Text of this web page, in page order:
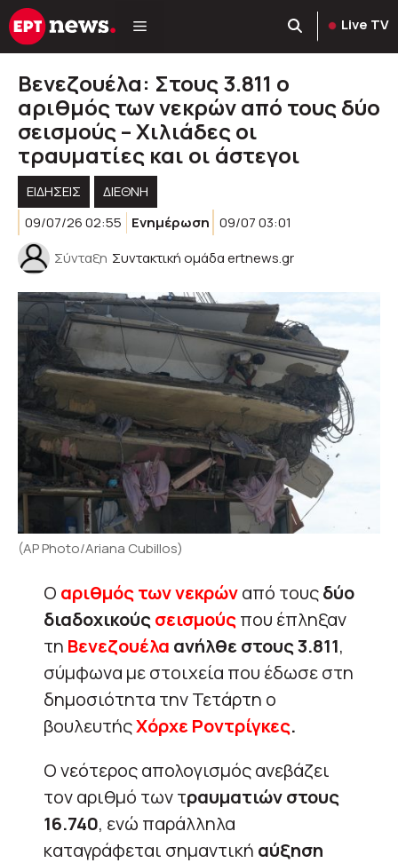
Μετάβαση
σε
Live TV
Βενεζουέλα: Στους 3.811 ο
αριθμός των νεκρών από τους δύο
σεισμούς – Χιλιάδες οι
τραυματίες και οι άστεγοι
ΕΙΔΗΣΕΙΣ
ΔΙΕΘΝΗ
09/07/26 02:55
Ενημέρωση 09/07 03:01
Σύνταξη Συντακτική ομάδα ertnews.gr
(AP Photo/Ariana Cubillos)
Ο αριθμός των νεκρώναπό τουςδύο
διαδοχικούςσεισμούςπου έπληξαν
τη Βενεζουέλα ανήλθε στους 3.811,
σύμφωνα με στοιχεία που έδωσε στη
δημοσιότητα την Τετάρτη ο
βουλευτήςΧόρχε Ροντρίγκες.
Ο νεότερος απολογισμός ανεβάζει
τον αριθμό των τραυματιών στους
16.740, ενώ παράλληλα
καταγράφεται σημαντική αύξηση